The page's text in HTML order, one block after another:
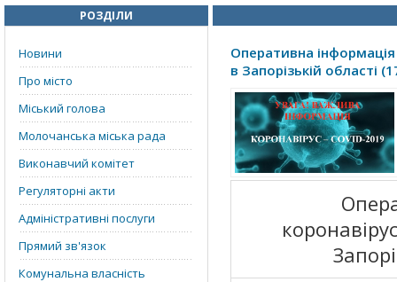
РОЗДІЛИ
Новини
Про місто
Міський голова
Молочанська міська рада
Виконавчий комітет
Регуляторні акти
Адміністративні послуги
Прямий зв'язок
Комунальна власність
Оперативна інформація
в Запорізькій області